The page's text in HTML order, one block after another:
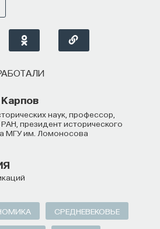
президент исторического
МГУ им. Ломоносова
СРЕДНЕВЕКОВЬЕ